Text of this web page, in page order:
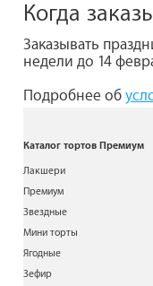
Когда
Заказывать
недели до 14
Подробнее об
Каталог тортов Премиум
Лакшери
Премиум
Звездные
Мини торты
Ягодные
Зефир